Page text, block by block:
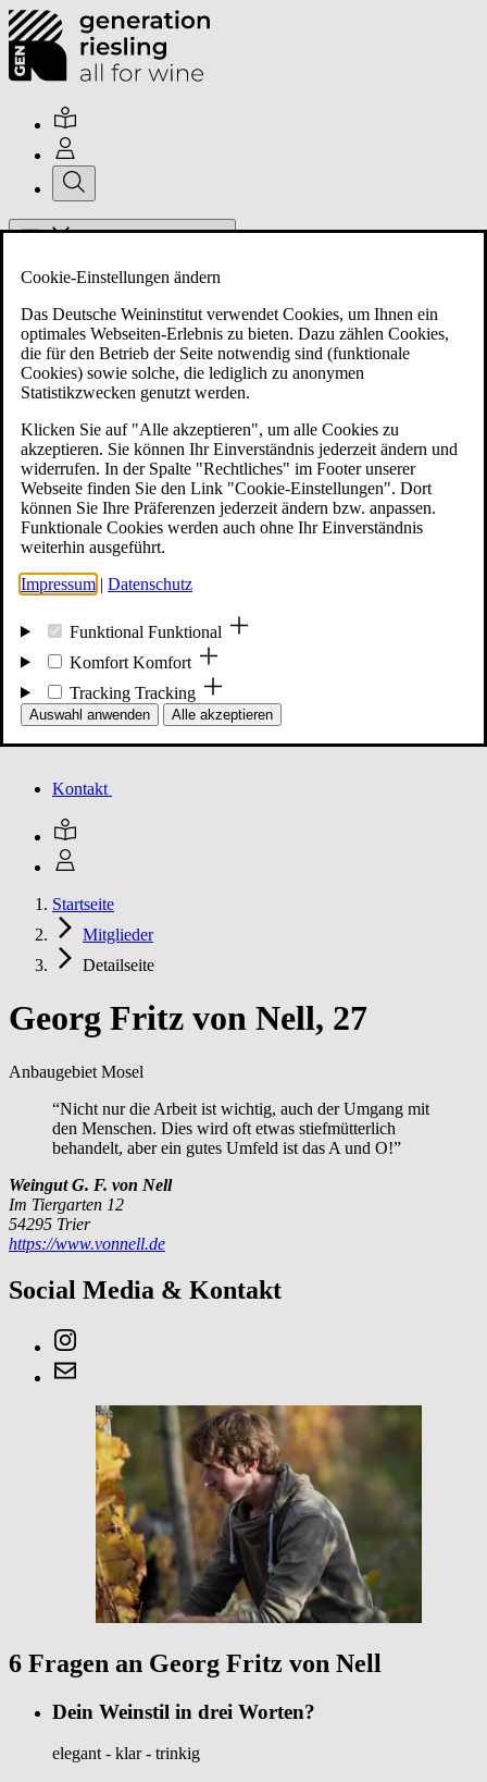
Über uns
Mitglieder
Mitglied werden
Events
Unsere Meldungen
Kontakt
Startseite
Mitglieder
Detailseite
Georg Fritz von Nell, 27
Anbaugebiet Mosel
“Nicht nur die Arbeit ist wichtig, auch der Umgang mit
den Menschen. Dies wird oft etwas stiefmütterlich
behandelt, aber ein gutes Umfeld ist das A und O!”
Weingut G. F. von Nell
Im Tiergarten 12
54295 Trier
https://www.vonnell.de
Social Media & Kontakt
6 Fragen an Georg Fritz von Nell
Dein Weinstil in drei Worten?
elegant - klar - trinkig
Cookie-Einstellungen ändern
Das Deutsche Weininstitut verwendet Cookies, um Ihnen ein
optimales Webseiten-Erlebnis zu bieten. Dazu zählen Cookies,
die für den Betrieb der Seite notwendig sind (funktionale
Cookies) sowie solche, die lediglich zu anonymen
Statistikzwecken genutzt werden.
Klicken Sie auf "Alle akzeptieren", um alle Cookies zu
akzeptieren. Sie können Ihr Einverständnis jederzeit ändern und
widerrufen. In der Spalte "Rechtliches" im Footer unserer
Webseite finden Sie den Link "Cookie-Einstellungen". Dort
können Sie Ihre Präferenzen jederzeit ändern bzw. anpassen.
Funktionale Cookies werden auch ohne Ihr Einverständnis
weiterhin ausgeführt.
Impressum | Datenschutz
Funktional Funktional
Komfort Komfort
Tracking Tracking
Auswahl anwenden Alle akzeptieren